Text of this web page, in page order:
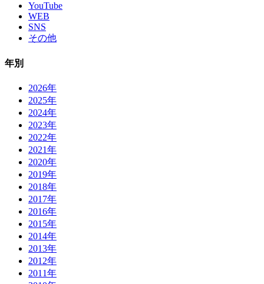
YouTube
WEB
SNS
その他
年別
2026年
2025年
2024年
2023年
2022年
2021年
2020年
2019年
2018年
2017年
2016年
2015年
2014年
2013年
2012年
2011年